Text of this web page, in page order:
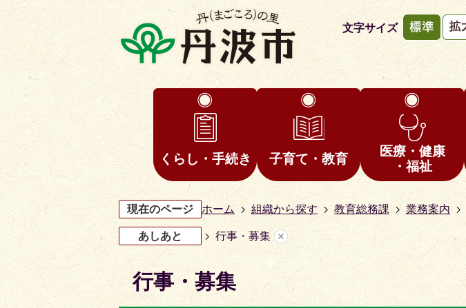
文字サイズ
くらし・手続き 子育て・教育
医療・健康
・福祉
現在のページ ホーム 組織から探す 教育総務課 業務案内
あしあと 行事・募集
行事・募集
1
枚